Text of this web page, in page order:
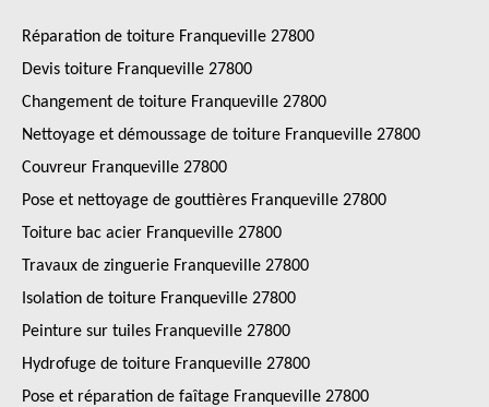
Réparation de toiture Franqueville 27800
Devis toiture Franqueville 27800
Changement de toiture Franqueville 27800
Nettoyage et démoussage de toiture Franqueville 27800
Couvreur Franqueville 27800
Pose et nettoyage de gouttières Franqueville 27800
Toiture bac acier Franqueville 27800
Travaux de zinguerie Franqueville 27800
Isolation de toiture Franqueville 27800
Peinture sur tuiles Franqueville 27800
Hydrofuge de toiture Franqueville 27800
Pose et réparation de faîtage Franqueville 27800